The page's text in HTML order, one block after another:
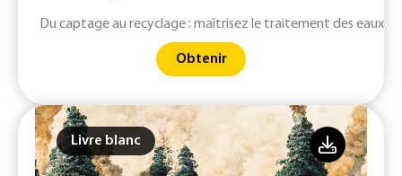
Du captage au recyclage : maîtrisez le traitement des eaux
Obtenir
Livre blanc